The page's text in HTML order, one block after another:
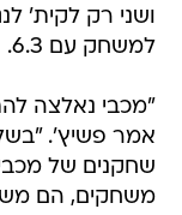
ושני רק לקית'
למשחק עם 6.3.
"מכבי נאלצה
אמר פשיץ'.
שחקנים של
משחקים, הם